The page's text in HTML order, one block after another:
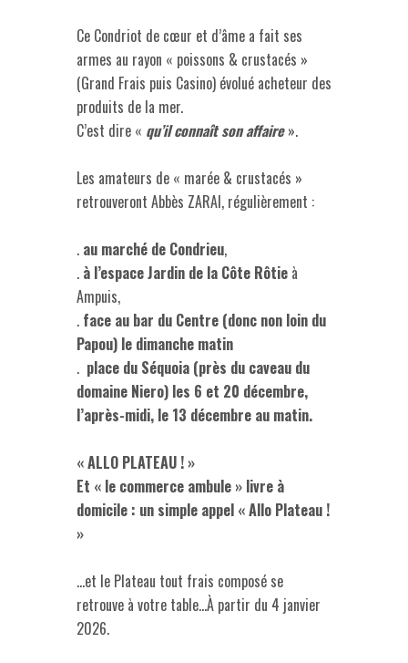
Ce Condriot de cœur et d’âme a fait ses
armes au rayon « poissons & crustacés »
(Grand Frais puis Casino) évolué acheteur des
produits de la mer.
C’est dire « qu’il connaît son affaire».
Les amateurs de « marée & crustacés »
retrouveront Abbès ZARAI, régulièrement :
. au marché de Condrieu,
. à l’espace Jardin de la Côte Rôtie à
Ampuis,
. face au bar du Centre (donc non loin du
Papou) le dimanche matin
. place du Séquoia (près du caveau du
domaine Niero) les 6 et 20 décembre,
l’après-midi, le 13 décembre au matin.
« ALLO PLATEAU ! »
Et « le commerce ambule » livre à
domicile : un simple appel « Allo Plateau !
»
…et le Plateau tout frais composé se
retrouve à votre table…À partir du 4 janvier
2026.